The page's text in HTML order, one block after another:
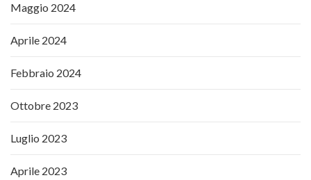
Maggio 2024
Aprile 2024
Febbraio 2024
Ottobre 2023
Luglio 2023
Aprile 2023